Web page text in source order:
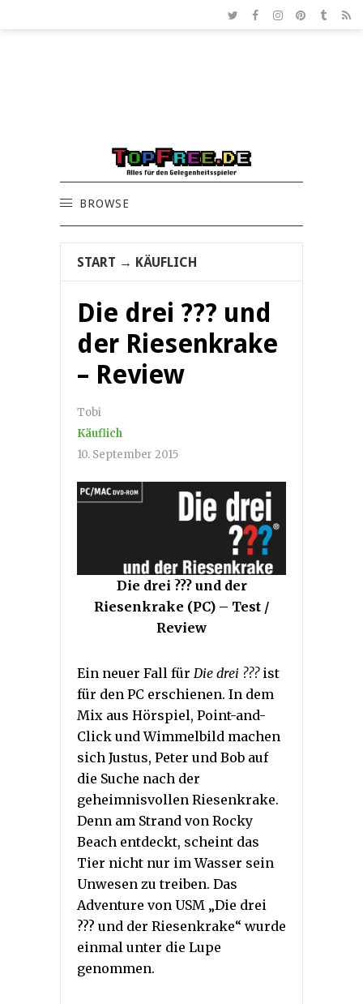
BROWSE
START → KÄUFLICH
Die drei ??? und
der Riesenkrake
– Review
Tobi
Käuflich
10. September 2015
Die drei ??? und der
Riesenkrake (PC) – Test /
Review
Ein neuer Fall für Die drei ???ist
für den PC erschienen. In dem
Mix aus Hörspiel, Point-and-
Click und Wimmelbild machen
sich Justus, Peter und Bob auf
die Suche nach der
geheimnisvollen Riesenkrake.
Denn am Strand von Rocky
Beach entdeckt, scheint das
Tier nicht nur im Wasser sein
Unwesen zu treiben. Das
Adventure von USM „Die drei
??? und der Riesenkrake“ wurde
einmal unter die Lupe
genommen.